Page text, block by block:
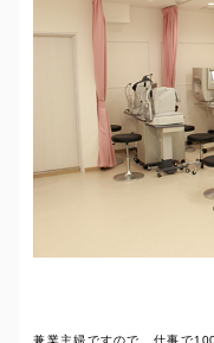
兼業主婦ですので、仕事で